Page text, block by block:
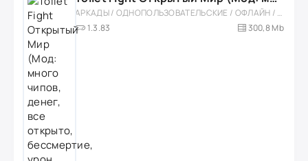
АРКАДЫ / ОДНОПОЛЬЗОВАТЕЛЬСКИЕ / ОФЛАЙН / МОД / РОЛЕВЫЕ / ШУТЕРЫ / ОТКРЫТЫЙ МИР / ВСТРОЕННЫЙ КЕШ / 3D / ЭКШЕНЫ / ТУАЛЕТНЫЕ ВОЙНЫ / ДЛЯ ДЕТЕЙ
1.3.83
300,8 Mb